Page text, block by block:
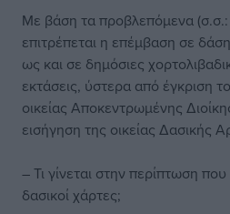
Με βάση τα προβλεπόμενα
επιτρέπεται η επέμβαση σε
ως και σε δημόσιες
εκτάσεις, ύστερα από έγκριση
οικείας Αποκεντρωμένης
εισήγηση της οικείας Δασικής
– Τι γίνεται στην περίπτωση
δασικοί χάρτες;